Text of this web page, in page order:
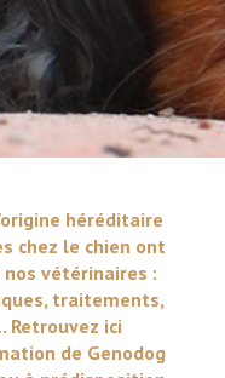
héréditaire
chez le chien ont
vétérinaires :
traitements,
Retrouvez ici
de Genodog